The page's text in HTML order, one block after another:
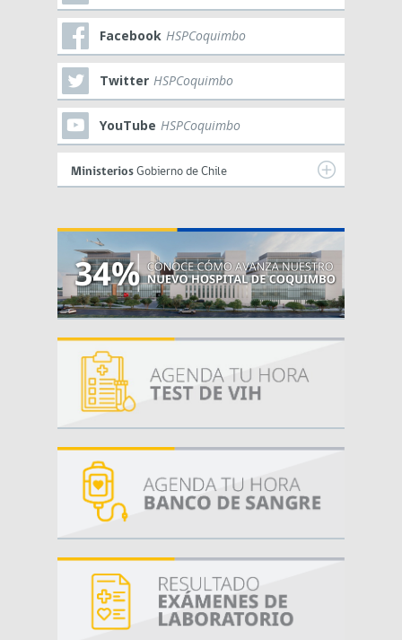
Facebook HSPCoquimbo
Twitter HSPCoquimbo
YouTube HSPCoquimbo
Ministerios Gobierno de Chile